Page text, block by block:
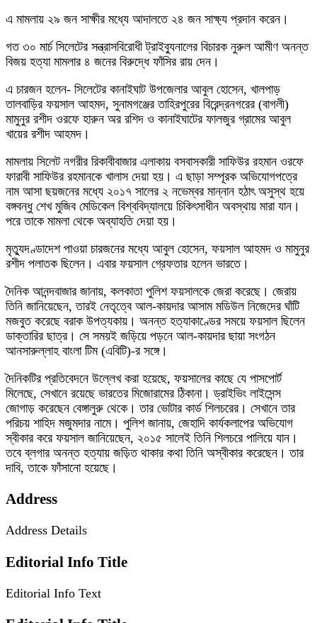
এ মামলায় ২৯ জন সাক্ষীর মধ্যে আদালতে ২৪ জন সাক্ষ্য প্রদান করেন।
গত ৩০ মার্চ সিলেটের সন্ত্রাসবিরোধী ট্রাইব্যুনালের বিচারক নুরুল আমীণ অনন্ত
বিজয় হত্যা মামলার ৪ জনের বিরুদ্ধে ফাঁসির রায় দেন।
এ চারজন হলেন- সিলেটের কানাইঘাট উপজেলার আবুল হোসেন, খালপাড়
তালবাড়ির ফয়সাল আহমদ, সুনামগঞ্জের তাহিরপুরের বিরেন্দ্রনগরের (বাগলী)
মামুনুর রশীদ ওরফে হারুন অর রশিদ ও কানাইঘাটের ফালজুর গ্রামের আবুল
খায়ের রশীদ আহমদ।
মামলায় সিলেট নগরীর রিকাবীবাজার এলাকায় বসবাসকারী সাফিউর রহমান ওরফে
ফারাবী সাফিউর রহমানকে খালাস দেয়া হয়। এ ছাড়া সম্পূরক অভিযোগপত্রে
নাম আসা ছয়জনের মধ্যে ২০১৭ সালের ২ নভেম্বর মান্নান হঠাৎ অসুস্থ হয়ে
বঙ্গবন্ধু শেখ মুজিব মেডিকেল বিশ্ববিদ্যালয়ে চিকিৎসাধীন অবস্থায় মারা যান।
পরে তাকে মামলা থেকে অব্যাহতি দেয়া হয়।
মৃত্যুদণ্ডাদেশ পাওয়া চারজনের মধ্যে আবুল হোসেন, ফয়সাল আহমদ ও মামুনুর
রশীদ পলাতক ছিলেন। এবার ফয়সাল গ্রেফতার হলেন ভারতে।
দৈনিক আনন্দবাজার জানায়, কলকাতা পুলিশ ফয়সালকে জেরা করেছে। জেরায়
তিনি জানিয়েছেন, তারই নেতৃত্বে আল-কায়দার আসাম মডিউল নিজেদের ঘাঁটি
মজবুত করেছে বরাক উপত্যকায়। অনন্ত হত্যাকাণ্ডের সময়ে ফয়সাল ছিলেন
ডাক্তারির ছাত্র। সে সময়ই জড়িয়ে পড়নে আল-কায়দার ছায়া সংগঠন
আনসারুল্লাহ বাংলা টিম (এবিটি)-র সঙ্গে।
দৈনিকটির প্রতিবেদনে উল্লেখ করা হয়েছে, ফয়সালের কাছে যে পাসপোর্ট
মিলেছে, সেখানে রয়েছে ভারতের মিজোরামের ঠিকানা। ড্রাইভিং লাইসেন্স
জোগাড় করেছেন বেঙ্গালুরু থেকে। তার ভোটার কার্ড শিলচরের। সেখানে তার
পরিচয় শাহিদ মজুমদার নামে। পুলিশ জানায়, জেহাদি কার্যকলাপের অভিযোগ
স্বীকার করে ফয়সাল জানিয়েছেন, ২০১৫ সালেই তিনি শিলচরে পালিয়ে যান।
তবে ব্লগার অনন্ত হত্যায় জড়িত থাকার কথা তিনি অস্বীকার করেছেন। তার
দাবি, তাকে ফাঁসানো হয়েছে।
Address
Address Details
Editorial Info Title
Editorial Info Text